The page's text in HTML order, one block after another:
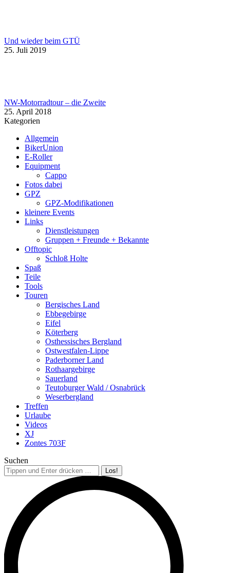
Und wieder beim GTÜ
25. Juli 2019
NW-Motorradtour – die Zweite
25. April 2018
Kategorien
Allgemein
BikerUnion
E-Roller
Equipment
Cappo
Fotos dabei
GPZ
GPZ-Modifikationen
kleinere Events
Links
Dienstleistungen
Gruppen + Freunde + Bekannte
Offtopic
Schloß Holte
Spaß
Teile
Tools
Touren
Bergisches Land
Ebbegebirge
Eifel
Köterberg
Osthessisches Bergland
Ostwestfalen-Lippe
Paderborner Land
Rothaargebirge
Sauerland
Teutoburger Wald / Osnabrück
Weserbergland
Treffen
Urlaube
Videos
XJ
Zontes 703F
Suchen
Search: